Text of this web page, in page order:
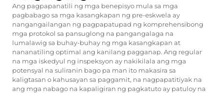
Ang pagpapanatili ng mga benepisyo mula sa mga
pagbabago sa mga kasangkapan ng pre-eskwela ay
nangangailangan ng pagpapatupad ng komprehensibong
mga protokol sa pansuglong na pangangalaga na
lumalawig sa buhay-buhay ng mga kasangkapan at
nananatiling optimal ang kanilang pagganap. Ang regular
na mga iskedyul ng inspeksyon ay nakikilala ang mga
potensyal na suliranin bago pa man ito makasira sa
kaligtasan o kahusayan sa paggamit, na nagpapatitiyak na
ang mga nabago na kapaligiran ng pagkatuto ay patuloy na